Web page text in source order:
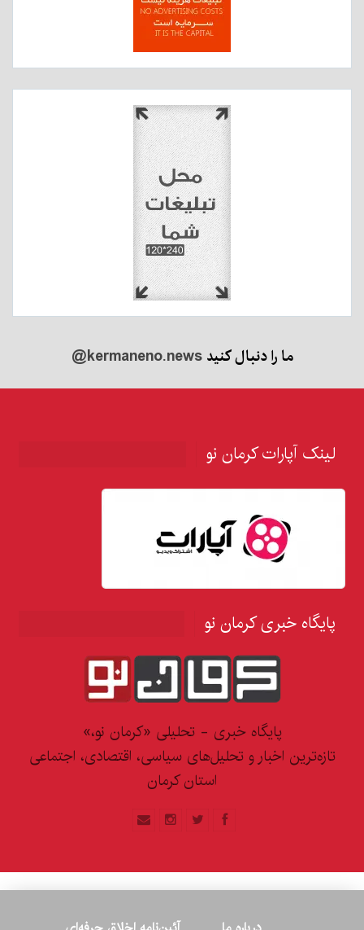
ما را دنبال کنید@kermaneno.news
لینک آپارات کرمان نو
پایگاه خبری کرمان نو
پایگاه خبری - تحلیلی «کرمان نو،»
تازه‌ترین اخبار و تحلیل‌های سیاسی، اقتصادی، اجتماعی
استان کرمان